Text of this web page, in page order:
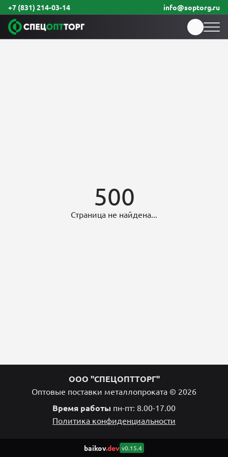
+7 (831) 214-03-14 info@soptorg.ru
500
Страница не найдена...
ООО "СПЕЦОПТТОРГ"
Оптовые поставки металлопроката © 2026
Время работы пн-пт: 8.00-17.00
Политика конфиденциальности
baikov.dev v0.15.4